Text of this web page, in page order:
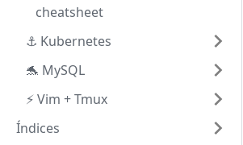
cheatsheet
⚓️ Kubernetes
🐬 MySQL
⚡️ Vim + Tmux
Índices